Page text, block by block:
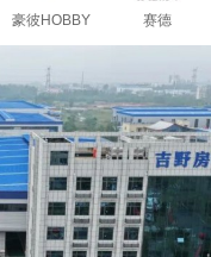
豪彼HOBBY 赛德